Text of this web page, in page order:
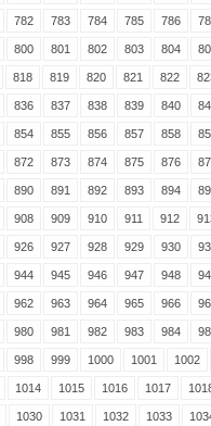
782 783 784 785 786
800 801 802 803 804
818 819 820 821 822
836 837 838 839 840
854 855 856 857 858
872 873 874 875 876
890 891 892 893 894
908 909 910 911 912
926 927 928 929 930
944 945 946 947 948
962 963 964 965 966
980 981 982 983 984
998 999 1000 1001 1002
1014 1015 1016 1017
1030 1031 1032 1033